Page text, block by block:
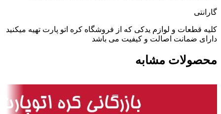
گارانتی
کلیه قطعات و لوازم یدکی که از فروشگاه کره اتو پارت تهیه میکنید
دارای ضمانت اصالت و کیفیت می باشد
محصولات مشابه